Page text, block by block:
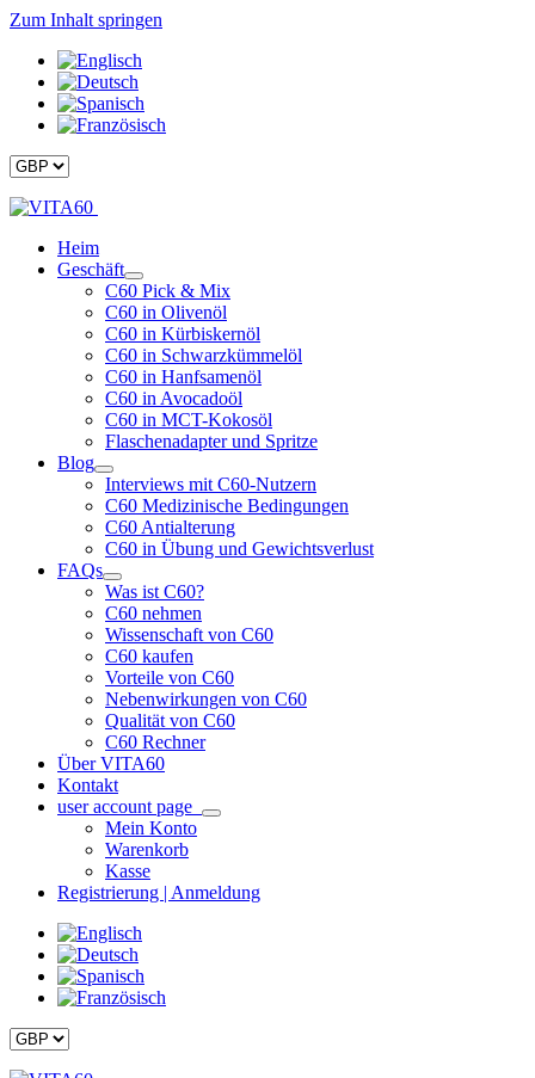
Zum Inhalt springen
Heim
Geschäft
C60 Pick & Mix
C60 in Olivenöl
C60 in Kürbiskernöl
C60 in Schwarzkümmelöl
C60 in Hanfsamenöl
C60 in Avocadoöl
C60 in MCT-Kokosöl
Flaschenadapter und Spritze
Blog
Interviews mit C60-Nutzern
C60 Medizinische Bedingungen
C60 Antialterung
C60 in Übung und Gewichtsverlust
FAQs
Was ist C60?
C60 nehmen
Wissenschaft von C60
C60 kaufen
Vorteile von C60
Nebenwirkungen von C60
Qualität von C60
C60 Rechner
Über VITA60
Kontakt
user account page
Mein Konto
Warenkorb
Kasse
Registrierung | Anmeldung